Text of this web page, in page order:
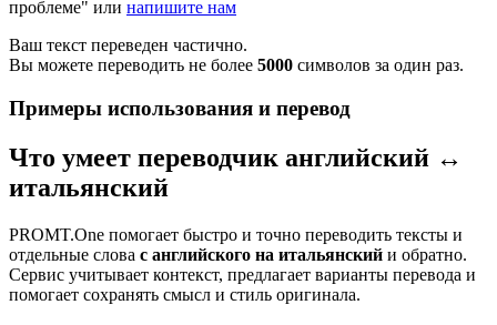
проблеме" или напишите нам
Ваш текст переведен частично.
Вы можете переводить не более 5000 символов за один раз.
Примеры использования и перевод
Что умеет переводчик английский ↔
итальянский
PROMT.One помогает быстро и точно переводить тексты и
отдельные слова с английского на итальянский и обратно.
Сервис учитывает контекст, предлагает варианты перевода и
помогает сохранять смысл и стиль оригинала.